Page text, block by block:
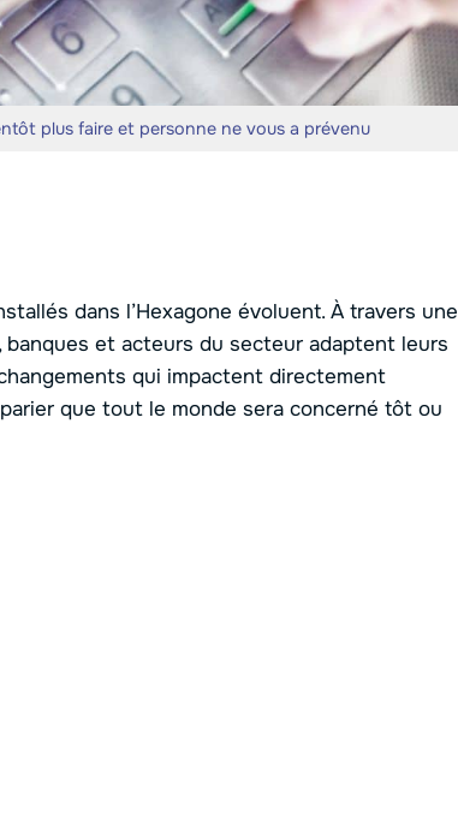
plus faire et personne ne vous a prévenu
dans l’Hexagone évoluent. À travers une
, banques et acteurs du secteur adaptent leurs
qui impactent directement
que tout le monde sera concerné tôt ou